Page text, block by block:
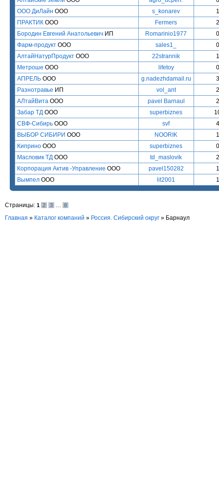
ООО ДиЛайн ООО s_konarev
1
ПРАКТИК ООО Fermers
2
Бородин Евгений Анатольевич ИП Romarinio1977
0
Фарм-продукт ООО sales1_
0
АлтайНатурПродукт ООО 22strannik
1
Метроше ООО lifetoy
0
АПРЕЛЬ ООО g.nadezhdamail.ru
3
Разнотравье ИП vol_ant
2
АЛтайВита ООО pavel Barnaul
2
Забар ТД ООО superbiznes
СВФ-Сибирь ООО svf
4
ВЫБОР СИБИРИ ООО NOORIK
1
Киприно ООО superbiznes
0
Масловик ТД ООО td_maslovik
2
Корпорация Актив -Управление ООО pavel150282
1
Вымпел ООО lit2001 1
Страницы: 1 2 3 8
Главная » Каталог компаний » Россия. Сибирский округ » Барнаул